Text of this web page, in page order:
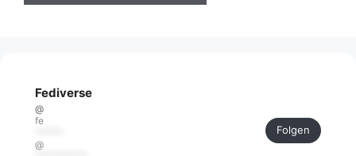
Fediverse
@
fe
@
Folgen